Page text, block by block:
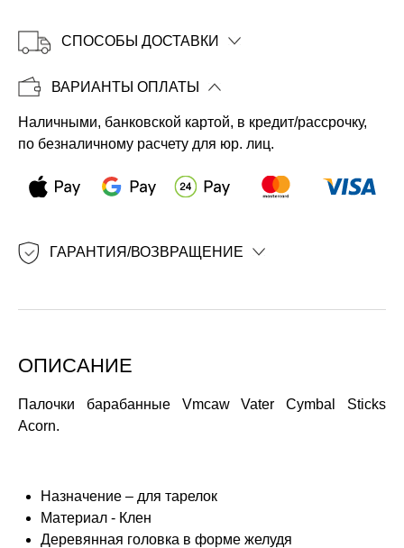
Копировать
СПОСОБЫ ДОСТАВКИ
ВАРИАНТЫ ОПЛАТЫ
Наличными, банковской картой, в кредит/рассрочку,
по безналичному расчету для юр. лиц.
ГАРАНТИЯ/ВОЗВРАЩЕНИЕ
ОПИСАНИЕ
Палочки барабанные Vmcaw Vater Cymbal Sticks
Acorn.
Назначение – для тарелок
Материал - Клен
Деревянная головка в форме желудя